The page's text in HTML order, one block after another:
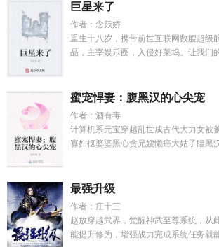
巨星来了
作者：念笯娇
重生十八岁，携带前世互联网数艘超级
品，主宰娱乐圈，入侵好莱坞。让我们
蜜宠悍妻：腹黑汉的心尖宠
作者：酒有毒
计算机系元宝穿越乱世成古代大力女被
寡妇抠婆婆黑心贪兄嫂懒癌大姑子腹黑
最强升级
作者：庄十三
赵放穿越武界，觉醒神武至尊系统，从
能提升修为，增强战力完成系统任务就